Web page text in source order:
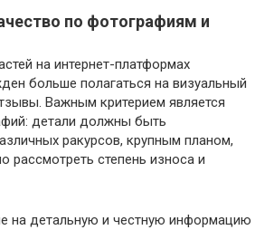
по фотографиям и
на интернет-платформах
больше полагаться на визуальный
Важным критерием является
детали должны быть
ракурсов, крупным планом,
степень износа и
на детальную и честную информацию